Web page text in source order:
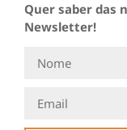
Quer saber das
Newsletter!